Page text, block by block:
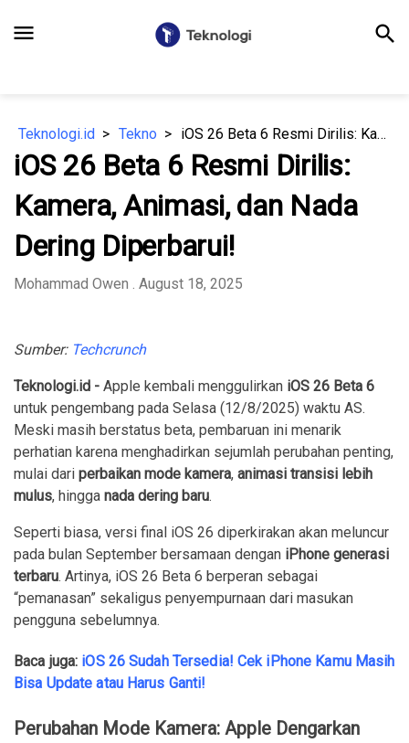
menu search
Teknologi.id Tekno iOS 26 Beta 6 Resmi Dirilis: Kamera, Animasi, dan Nada Dering Diperbarui!
iOS 26 Beta 6 Resmi Dirilis:
Kamera, Animasi, dan Nada
Dering Diperbarui!
Mohammad Owen . August 18, 2025
Sumber: Techcrunch
Teknologi.id - Apple kembali menggulirkan iOS 26 Beta 6
untuk pengembang pada Selasa (12/8/2025) waktu AS.
Meski masih berstatus beta, pembaruan ini menarik
perhatian karena menghadirkan sejumlah perubahan penting,
mulai dari perbaikan mode kamera, animasi transisi lebih
mulus, hingga nada dering baru.
Seperti biasa, versi final iOS 26 diperkirakan akan meluncur
pada bulan September bersamaan dengan iPhone generasi
terbaru. Artinya, iOS 26 Beta 6 berperan sebagai
“pemanasan” sekaligus penyempurnaan dari masukan
pengguna sebelumnya.
Baca juga: iOS 26 Sudah Tersedia! Cek iPhone Kamu Masih
Bisa Update atau Harus Ganti!
Perubahan Mode Kamera: Apple Dengarkan